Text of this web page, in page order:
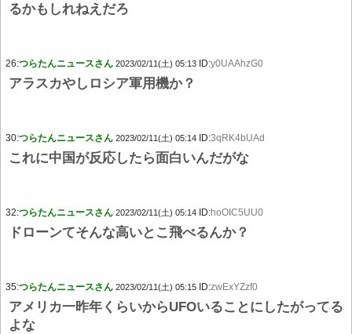
るかもしれねえだろ
26:つらたんニュースさん 2023/02/11(土) 05:13 ID:y0UAAhzG0
アラスカやしロシア軍用機か？
30:つらたんニュースさん 2023/02/11(土) 05:14 ID:3qRK4bUAd
これに中国が反応したら面白いんだがな
32:つらたんニュースさん 2023/02/11(土) 05:14 ID:hoOIC5UU0
ドローンてそんな高いとこ飛べるんか？
35:つらたんニュースさん 2023/02/11(土) 05:15 ID:zwExYZzf0
アメリカ一昨年くらいからUFOいることにしたがってる
よな